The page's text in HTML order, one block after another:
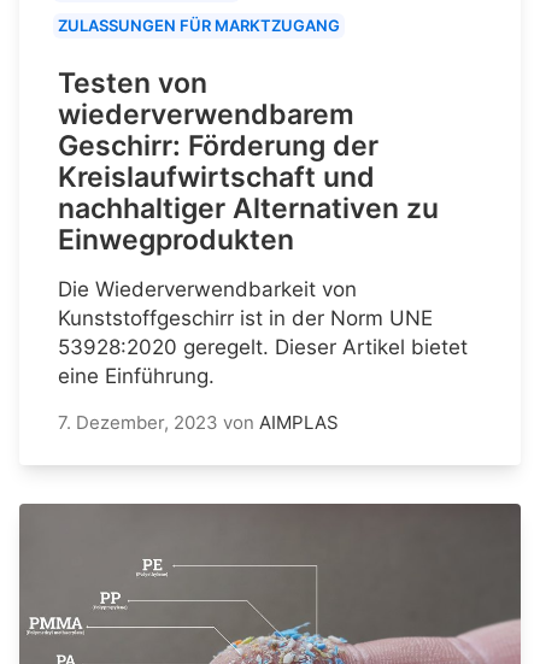
ZULASSUNGEN FÜR MARKTZUGANG
Testen von
wiederverwendbarem
Geschirr: Förderung der
Kreislaufwirtschaft und
nachhaltiger Alternativen zu
Einwegprodukten
Die Wiederverwendbarkeit von
Kunststoffgeschirr ist in der Norm UNE
53928:2020 geregelt. Dieser Artikel bietet
eine Einführung.
7. Dezember, 2023 von AIMPLAS